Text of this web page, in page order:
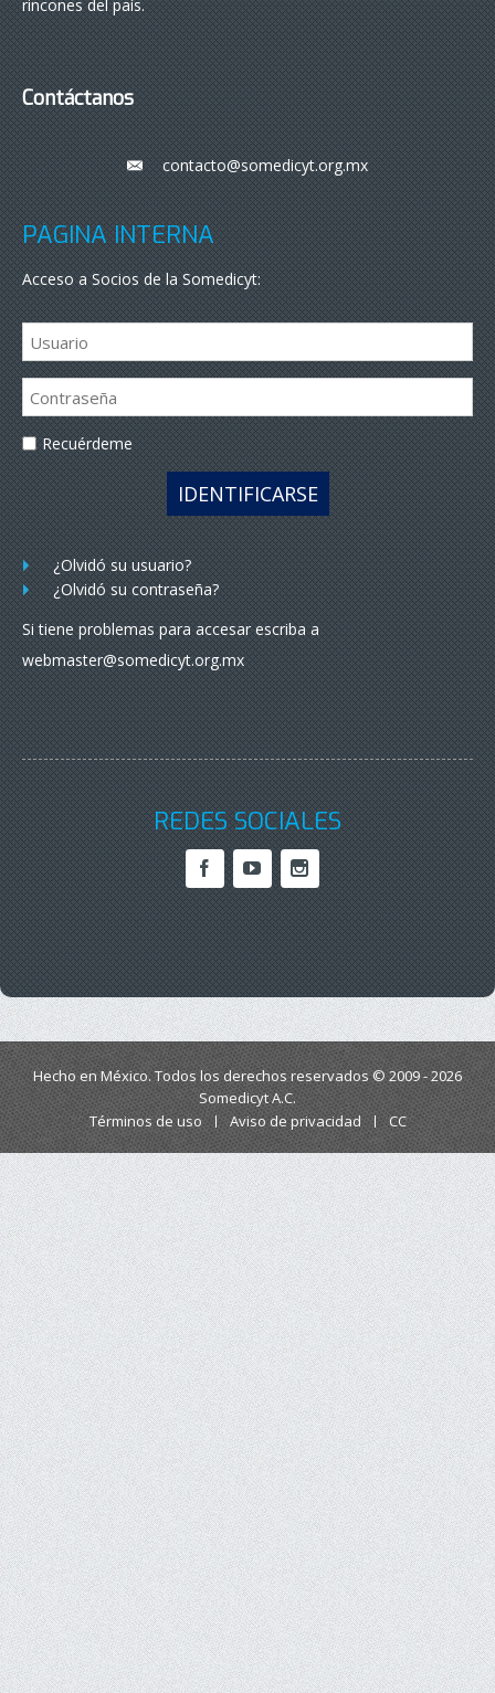
rincones del país.
Contáctanos
___contacto@somedicyt.org.mx
PÁGINA INTERNA
Acceso a Socios de la Somedicyt:
Recuérdeme
IDENTIFICARSE
¿Olvidó su usuario?
¿Olvidó su contraseña?
Si tiene problemas para accesar escriba a
webmaster@somedicyt.org.mx
REDES SOCIALES
Hecho en México. Todos los derechos reservados © 2009 - 2026
Somedicyt A.C.
Términos de uso
Aviso de privacidad CC